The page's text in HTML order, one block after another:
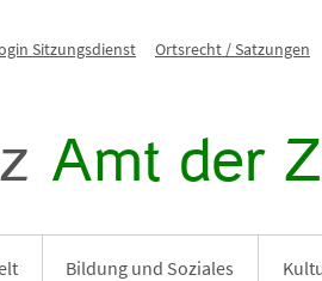
Sitzungsdienst Ortsrecht / Satzungen
Amt der
Bildung und Soziales